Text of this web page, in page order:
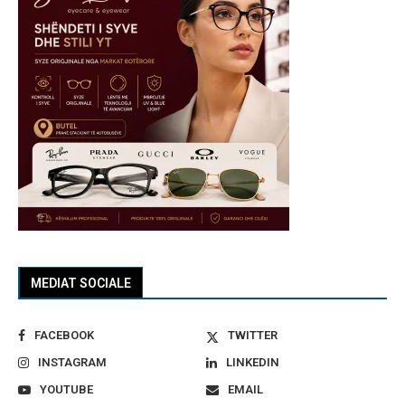
MEDIAT SOCIALE
FACEBOOK
TWITTER
INSTAGRAM
LINKEDIN
YOUTUBE
EMAIL